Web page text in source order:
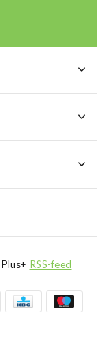
Plus+ RSS-feed